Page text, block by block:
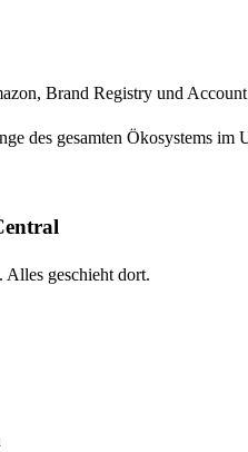
Brand Registry und
des gesamten Ökosystems
geschieht dort.